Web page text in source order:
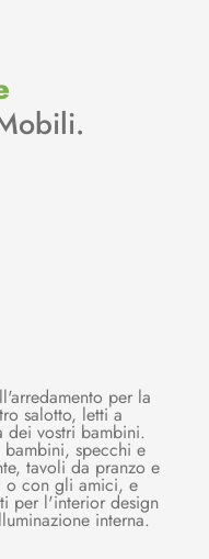
per la
salotto, letti a
dei vostri bambini.
specchi e
tavoli da pranzo e
o con gli amici, e
per l'interior design
interna.